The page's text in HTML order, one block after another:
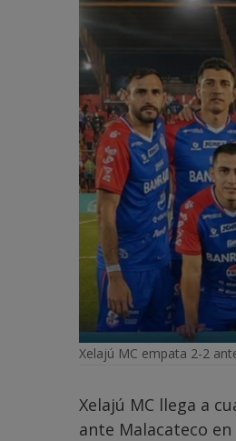
Xelajú MC empata 2-2
Xelajú MC llega a
ante Malacateco